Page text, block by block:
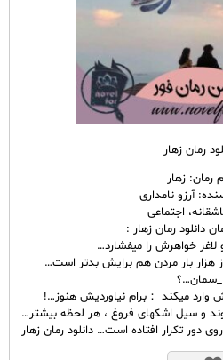
رمان زهار
رمان: زهار
آرزو نامداری
اجتماعی
دانلود رمان زهار :
خواهرش را میفشارد…
هزار بار مردن هم برایش بدتر است…
_سمان…؟
میکند ：برام نیاوردیش هنوز…!
و سیل اشکهای فروغ ، هر لحظه بیشتر…
دور تکرار افتاده است… دانلود رمان زهار